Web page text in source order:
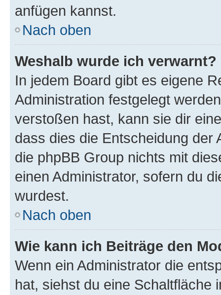
anfügen kannst.
Nach oben
Weshalb wurde ich verwarnt?
In jedem Board gibt es eigene
Administration festgelegt
verstoßen hast, kann sie dir
dass dies die Entscheidung der
die phpBB Group nichts mit
einen Administrator, sofern du
wurdest.
Nach oben
Wie kann ich Beiträge den
Wenn ein Administrator die
hat, siehst du eine Schaltfläche